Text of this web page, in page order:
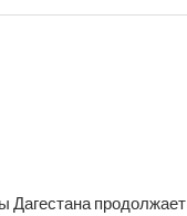
Дагестана продолжает